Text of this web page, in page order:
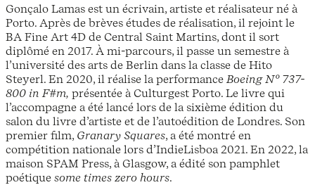
Gonçalo Lamas est un écrivain, artiste et réalisateur né à
Porto. Après de brèves études de réalisation, il rejoint le
BA Fine Art 4D de Central Saint Martins, dont il sort
diplômé en 2017. À mi-parcours, il passe un semestre à
l’université des arts de Berlin dans la classe de Hito
Steyerl. En 2020, il réalise la performance Boeing N° 737-
800 in F#m, présentée à Culturgest Porto. Le livre qui
l’accompagne a été lancé lors de la sixième édition du
salon du livre d’artiste et de l’autoédition de Londres. Son
premier film, Granary Squares, a été montré en
compétition nationale lors d’IndieLisboa 2021. En 2022, la
maison SPAM Press, à Glasgow, a édité son pamphlet
poétique some times zero hours.